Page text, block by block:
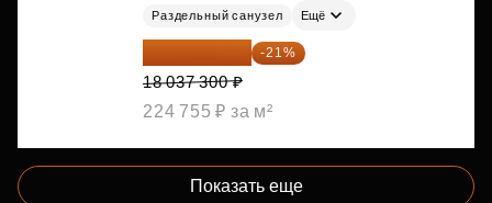
Раздельный санузел Ещё
14 249 467 ₽ -21%
18 037 300 ₽
224 755 ₽ за м²
Показать еще